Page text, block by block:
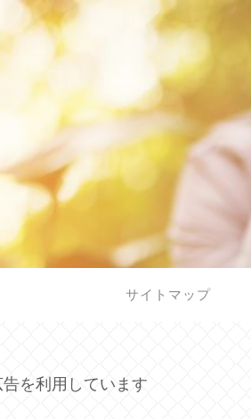
サイトマップ
を利用しています